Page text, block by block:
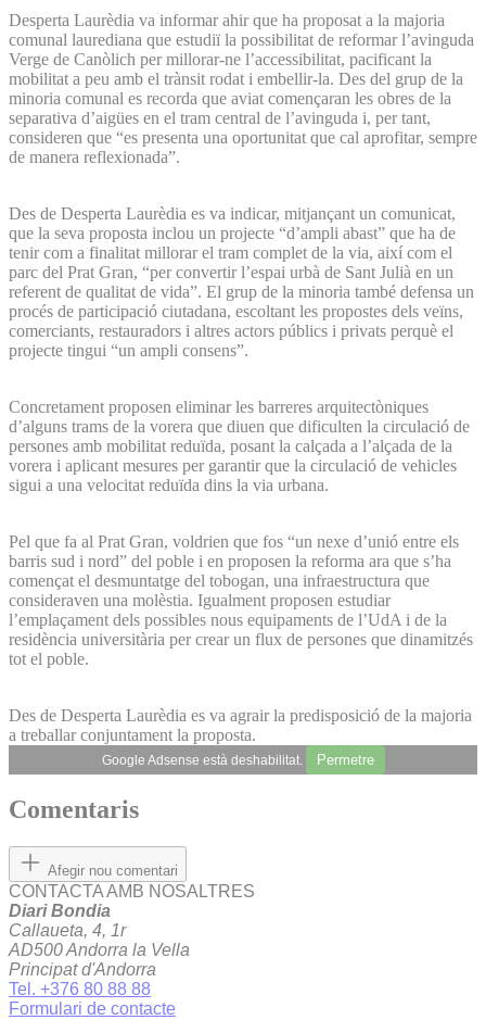
Desperta Laurèdia va informar ahir que ha proposat a la majoria
comunal laurediana que estudiï la possibilitat de reformar l’avinguda
Verge de Canòlich per millorar-ne l’accessibilitat, pacificant la
mobilitat a peu amb el trànsit rodat i embellir-la. Des del grup de la
minoria comunal es recorda que aviat començaran les obres de la
separativa d’aigües en el tram central de l’avinguda i, per tant,
consideren que “es presenta una oportunitat que cal aprofitar, sempre
de manera reflexionada”.
Des de Desperta Laurèdia es va indicar, mitjançant un comunicat,
que la seva proposta inclou un projecte “d’ampli abast” que ha de
tenir com a finalitat millorar el tram complet de la via, així com el
parc del Prat Gran, “per convertir l’espai urbà de Sant Julià en un
referent de qualitat de vida”. El grup de la minoria també defensa un
procés de participació ciutadana, escoltant les propostes dels veïns,
comerciants, restauradors i altres actors públics i privats perquè el
projecte tingui “un ampli consens”.
Concretament proposen eliminar les barreres arquitectòniques
d’alguns trams de la vorera que diuen que dificulten la circulació de
persones amb mobilitat reduïda, posant la calçada a l’alçada de la
vorera i aplicant mesures per garantir que la circulació de vehicles
sigui a una velocitat reduïda dins la via urbana.
Pel que fa al Prat Gran, voldrien que fos “un nexe d’unió entre els
barris sud i nord” del poble i en proposen la reforma ara que s’ha
començat el desmuntatge del tobogan, una infraestructura que
consideraven una molèstia. Igualment proposen estudiar
l’emplaçament dels possibles nous equipaments de l’UdA i de la
residència universitària per crear un flux de persones que dinamitzés
tot el poble.
Des de Desperta Laurèdia es va agrair la predisposició de la majoria
a treballar conjuntament la proposta.
Google Adsense està deshabilitat. Permetre
Comentaris
Afegir nou comentari
CONTACTA AMB NOSALTRES
Diari Bondia
Callaueta, 4, 1r
AD500 Andorra la Vella
Principat d'Andorra
Tel. +376 80 88 88
Formulari de contacte